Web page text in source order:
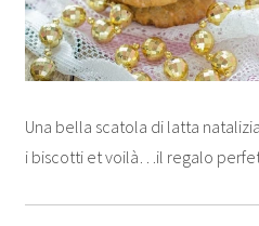
Una bella scatola di latta
i biscotti et voilà…il regalo